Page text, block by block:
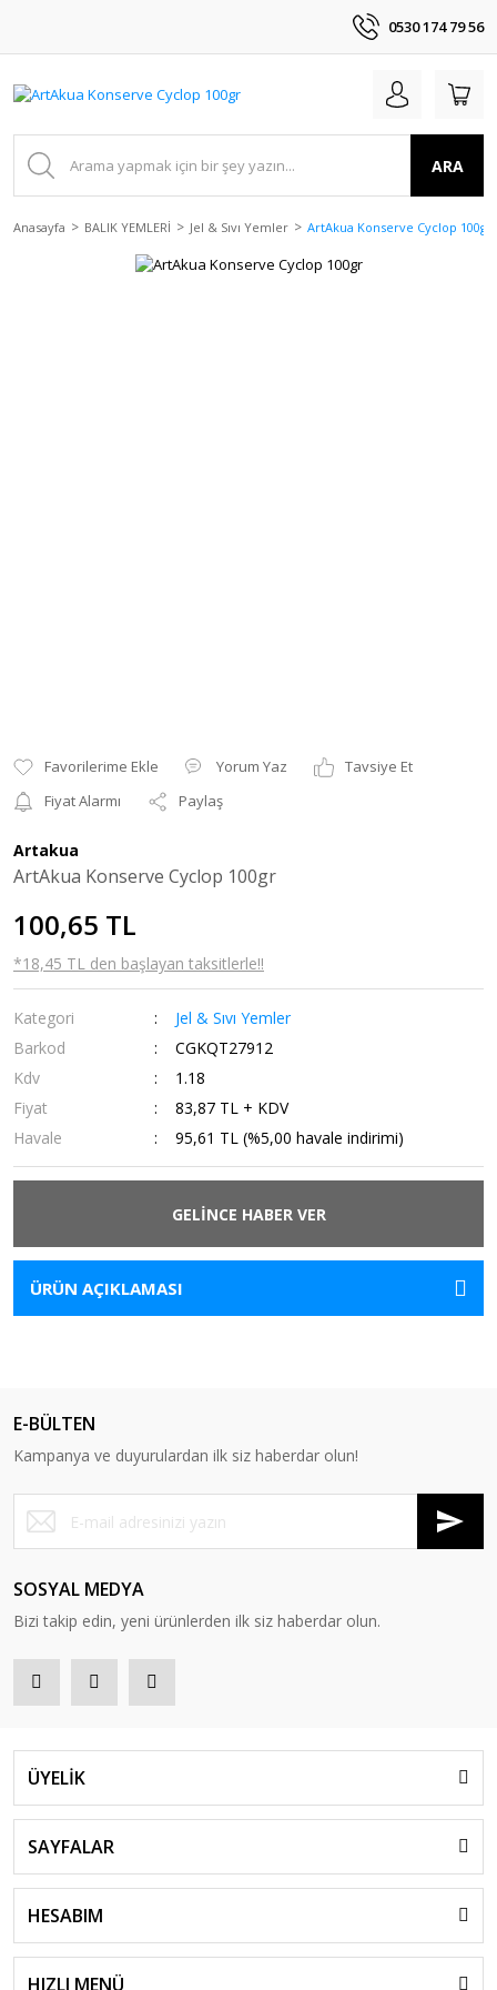
0530 174 79 56
ARA
Anasayfa BALIK YEMLERİ Jel & Sıvı Yemler ArtAkua Konserve Cyclop 100gr
Yorum Yaz
Tavsiye Et
Fiyat Alarmı
Paylaş
Artakua
ArtAkua Konserve Cyclop 100gr
100,65 TL
*18,45 TL den başlayan taksitlerle!!
Kategori
Jel & Sıvı Yemler
Barkod
CGKQT27912
Kdv
1.18
Fiyat
83,87 TL + KDV
Havale
95,61 TL (%5,00 havale indirimi)
GELİNCE HABER VER
ÜRÜN AÇIKLAMASI
E-BÜLTEN
Kampanya ve duyurulardan ilk siz haberdar olun!
SOSYAL MEDYA
Bizi takip edin, yeni ürünlerden ilk siz haberdar olun.
ÜYELİK
SAYFALAR
HESABIM
HIZLI MENÜ